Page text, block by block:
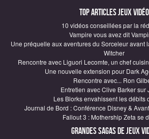
Top articles Jeux vidéo
10 vidéos conseillées par la
Vampire vous avez dit
Une préquelle aux aventures du Sorceleur avant
Witcher
Rencontre avec Liguori Lecomte, un chef
Une nouvelle extension pour Dark
Rencontre avec... Ron
Entretien avec Clive Barker sur
Les Blorks envahissent les débits
Journal de Bord : Conférence Disney &
Fallout 3 : Mothership Zeta se
Grandes sagas de Jeux